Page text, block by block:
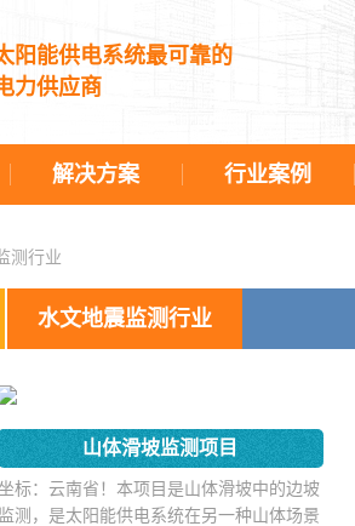
阳能供电系统最可靠的
力供应商
解决方案 行业案例
测行业
水文地震监测行业
山体滑坡监测项目
标：云南省！本项目是山体滑坡中的边坡
监测，是太阳能供电系统在另一种山体场景